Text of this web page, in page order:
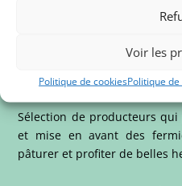
Voir les
Politique de cookiesPolitique
Sélection de producteurs
et mise en avant des
pâturer et profiter de belles